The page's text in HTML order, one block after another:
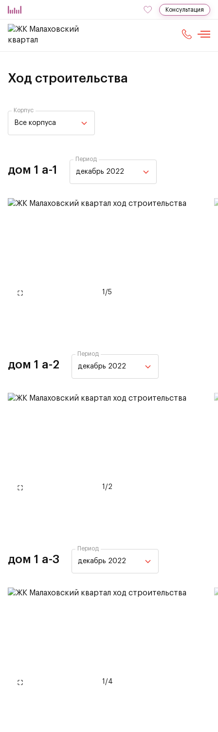
Консультация
Ход строительства
Корпус
Все корпуса
дом 1 а-1
Период
декабрь 2022
1 /5
дом 1 а-2
Период
декабрь 2022
1 /2
дом 1 а-3
Период
декабрь 2022
1 /4